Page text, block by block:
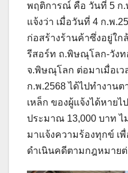
พฤติการณ์ คือ วันที่ 5 ก.
แจ้งว่า เมื่อวันที่ 4 ก.พ
ก่อสร้างร้านค้าซึ่งอยู่ใก
รีสอร์ท ถ.พิษณุโลก-วังท
จ.พิษณุโลก ต่อมาเมื่อเว
ก.พ.2568 ได้ไปทำงาน
เหล็ก ของผู้แจ้งได้หายไ
ประมาณ 13,000 บาท ไ
มาแจ้งความร้องทุกข์ เ
ดำเนินคดีตามกฎหมายต่